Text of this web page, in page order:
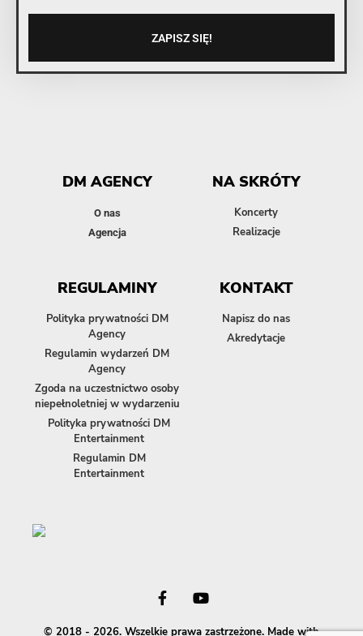
ZAPISZ SIĘ!
DM AGENCY
O nas
Agencja
NA SKRÓTY
Koncerty
Realizacje
REGULAMINY
Polityka prywatności DM
Agency
Regulamin wydarzeń DM
Agency
Zgoda na uczestnictwo osoby
niepełnoletniej w wydarzeniu
Polityka prywatności DM
Entertainment
Regulamin DM
Entertainment
KONTAKT
Napisz do nas
Akredytacje
© 2018 - 2026. Wszelkie prawa zastrzeżone. Made with